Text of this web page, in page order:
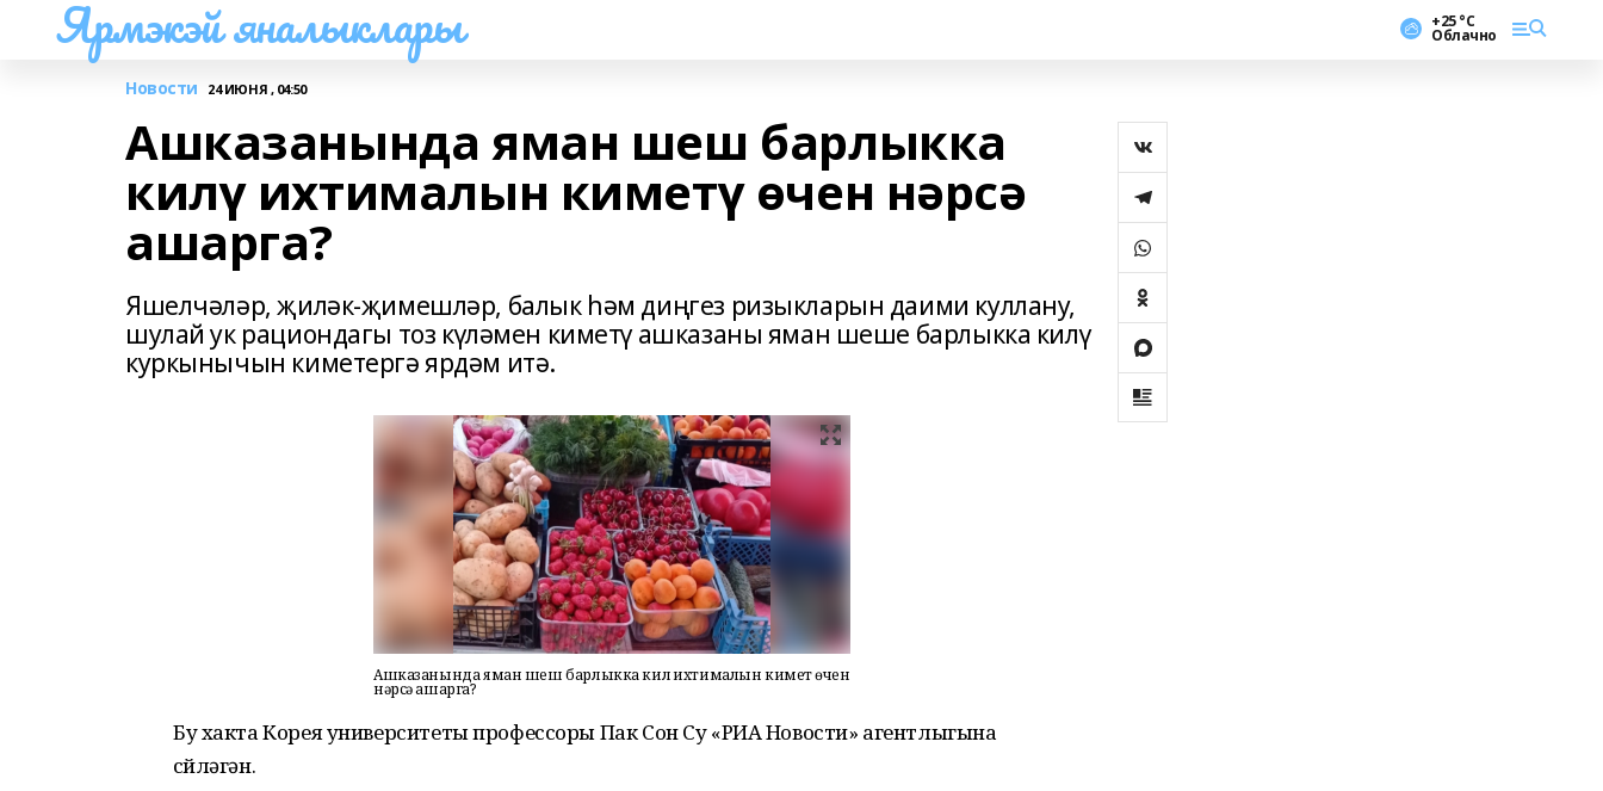
Ярмэкэй яналыклары +25 °С
Облачно
Новости 24 ИЮНЯ , 04:50
Ашказанында яман шеш барлыкка
килү ихтималын киметү өчен нәрсә
ашарга?
Яшелчәләр, җиләк-җимешләр, балык һәм диңгез ризыкларын даими куллану,
шулай ук рациондагы тоз күләмен киметү ашказаны яман шеше барлыкка килү
куркынычын киметергә ярдәм итә.
Ашказанында яман шеш барлыкка килү ихтималын киметү өчен
нәрсә ашарга?
Бу хакта Корея университеты профессоры Пак Сон Су «РИА Новости» агентлыгына
сөйләгән.